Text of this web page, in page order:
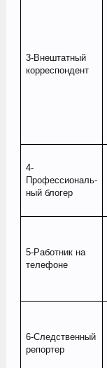
3-Внештатный
корреспондент
4-
Профессиональ-
ный блогер
5-Работник на
телефоне
6-Следственный
репортер